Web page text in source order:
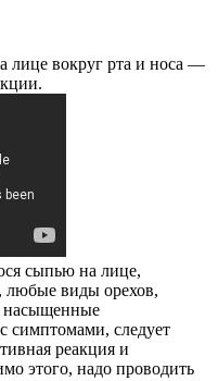
лице вокруг рта и носа —
сыпью на лице,
виды орехов,
насыщенные
симптомами, следует
реакция и
этого, надо проводить